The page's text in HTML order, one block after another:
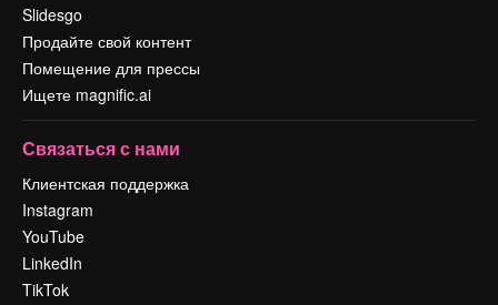
Slidesgo
Продайте свой контент
Помещение для прессы
Ищете magnific.ai
Связаться с нами
Клиентская поддержка
Instagram
YouTube
LinkedIn
TikTok